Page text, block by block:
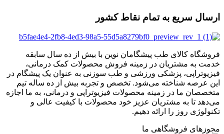
ارسال سریع به تمام نقاط کشور
فروشگاه کالای طب پیشگامان نوین با بیش از ده سال سابقه
خدمت به مشتریان در زمینه فروش محصولات کمک درمانی،
فیزیوتراپی، پزشکی ورزشی و طب سوزنی به عنوان یک پیشگام در
این عرصه شناخته می‌شود. تخصص و تجربه بیش از ده ساله تیم
متخصصان ما در زمینه محصولات فیزیوتراپی و درمانی، به ما اجازه
می‌دهد تا به مشتریان عزیز خود محصولات با کیفیت عالی و
تکنولوژی روز را ارائه دهیم.
مجوزهای فروشگاهی ما